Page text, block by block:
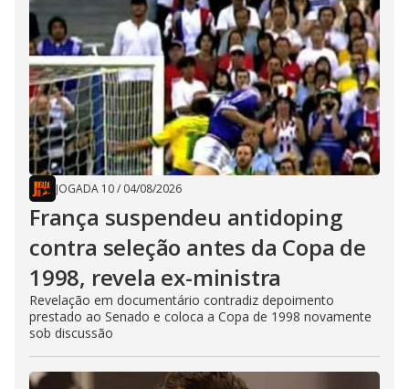
JOGADA 10/ 04/08/2026
França suspendeu antidoping
contra seleção antes da Copa de
1998, revela ex-ministra
Revelação em documentário contradiz depoimento
prestado ao Senado e coloca a Copa de 1998 novamente
sob discussão